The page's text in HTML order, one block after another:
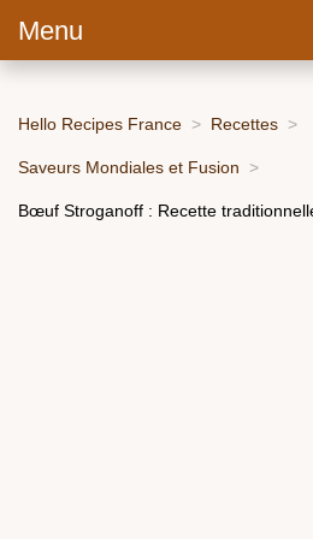
Menu
Hello Recipes France Recettes
Saveurs Mondiales et Fusion
Bœuf Stroganoff : Recette